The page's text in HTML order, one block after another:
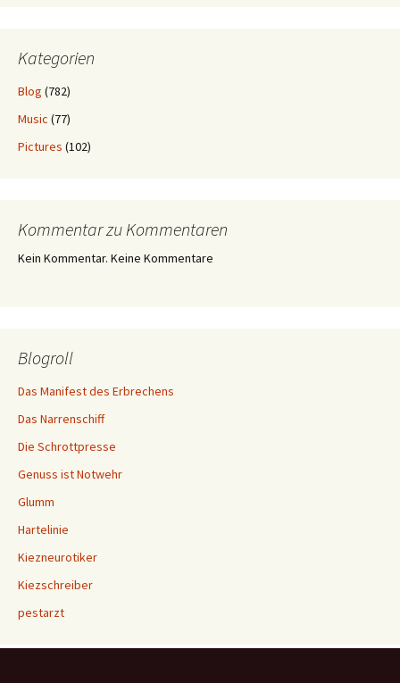
Kategorien
Blog (782)
Music (77)
Pictures (102)
Kommentar zu Kommentaren
Kein Kommentar. Keine Kommentare
Blogroll
Das Manifest des Erbrechens
Das Narrenschiff
Die Schrottpresse
Genuss ist Notwehr
Glumm
Hartelinie
Kiezneurotiker
Kiezschreiber
pestarzt